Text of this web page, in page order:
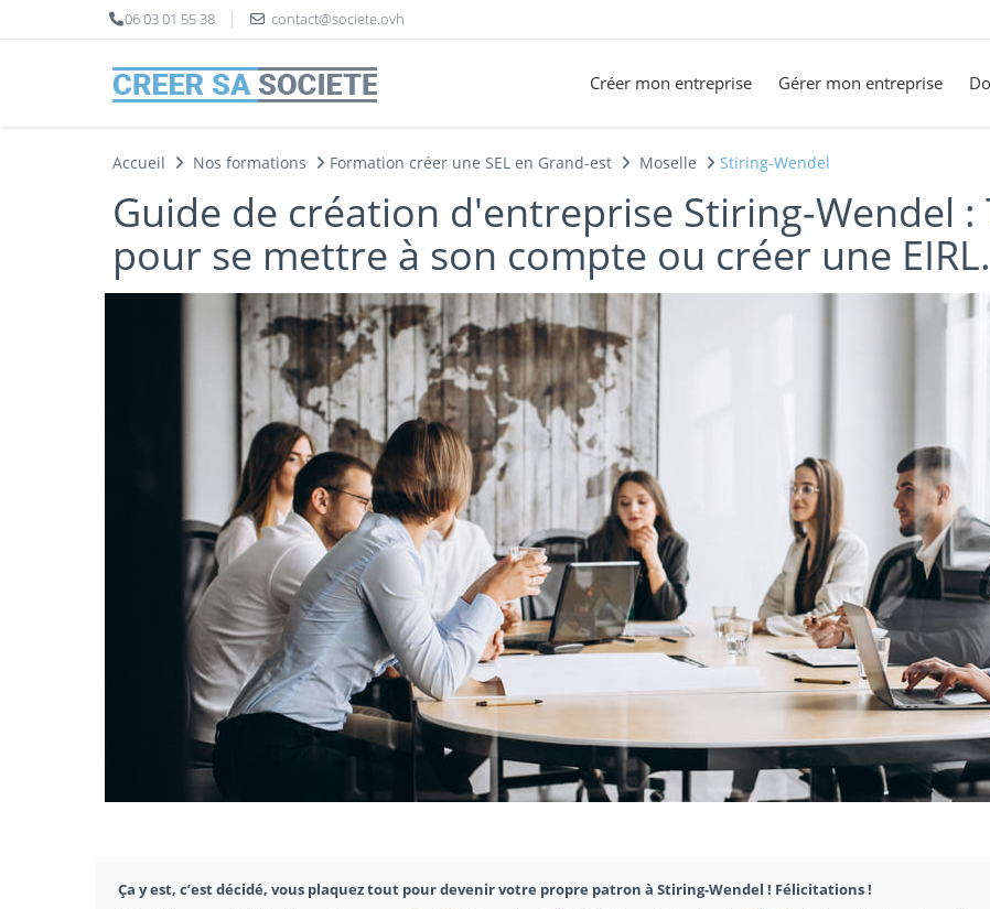
06 03 01 55 38 contact@societe.ovh
Créer mon entreprise Gérer mon entreprise
Accueil Nos formations Formation créer une SEL en Grand-est Moselle Stiring-Wendel
Guide de création d'entreprise Stiring-Wendel :
pour se mettre à son compte ou créer une EIRL.
Ça y est, c’est décidé, vous plaquez tout pour devenir votre propre patron à Stiring-Wendel ! Félicitations !
Panneau de gestion des cookies